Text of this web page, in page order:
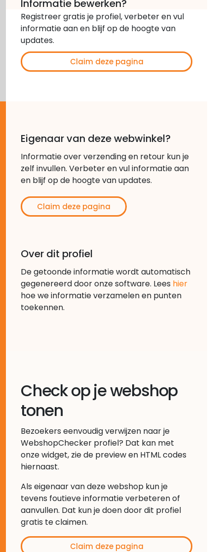
Informatie bewerken?
Registreer gratis je profiel, verbeter en vul
informatie aan en blijf op de hoogte van
updates.
Claim deze pagina
Eigenaar van deze webwinkel?
Informatie over verzending en retour kun je
zelf invullen. Verbeter en vul informatie aan
en blijf op de hoogte van updates.
Claim deze pagina
Over dit profiel
De getoonde informatie wordt automatisch
gegenereerd door onze software. Lees hier
hoe we informatie verzamelen en punten
toekennen.
Check op je webshop
tonen
Bezoekers eenvoudig verwijzen naar je
WebshopChecker profiel? Dat kan met
onze widget, zie de preview en HTML codes
hiernaast.
Als eigenaar van deze webshop kun je
tevens foutieve informatie verbeteren of
aanvullen. Dat kun je doen door dit profiel
gratis te claimen.
Claim deze pagina